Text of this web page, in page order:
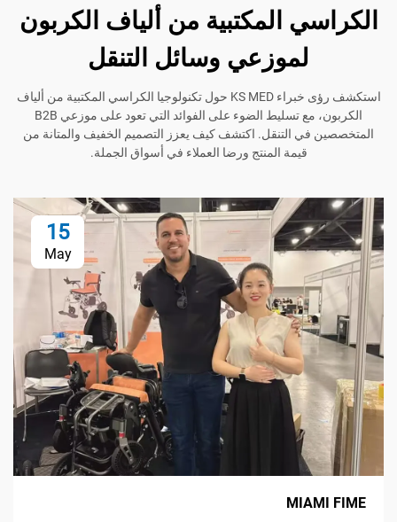
المكتبية من ألياف الكربون
لموزعي وسائل التنقل
استكشف رؤى خبراء KS MED حول تكنولوجيا الكراسي المكتبية من ألياف
الكربون، مع تسليط الضوء على الفوائد التي تعود على موزعي B2B
في التنقل. اكتشف كيف يعزز التصميم الخفيف والمتانة من
قيمة المنتج ورضا العملاء في أسواق الجملة.
May